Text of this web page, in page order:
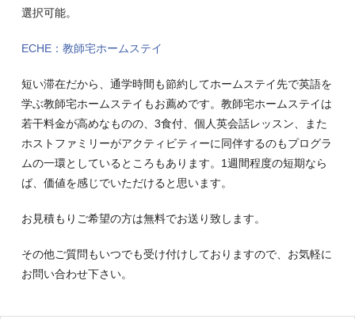
選択可能。
ECHE：教師宅ホームステイ
短い滞在だから、通学時間も節約してホームステイ先で英語を
学ぶ教師宅ホームステイもお薦めです。教師宅ホームステイは
若干料金が高めなものの、3食付、個人英会話レッスン、また
ホストファミリーがアクティビティーに同伴するのもプログラ
ムの一環としているところもあります。1週間程度の短期なら
ば、価値を感じでいただけると思います。
お見積もりご希望の方は無料でお送り致します。
その他ご質問もいつでも受け付けしておりますので、お気軽に
お問い合わせ下さい。